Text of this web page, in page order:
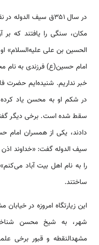
در سال ۳۵۱ق سیف
مکان، سنگی را یافتند که
الحسین بن علی علیه‌السلام» او
امام حسین(ع) فرزندی به نام
خبر نداریم. شنیده‌ایم حضرت
در شکم او به محسن یاد
سقط شده است. برخی دیگر
دادند، یکی از همسران
سیف الدوله گفت: «خداوند
را به نام اهل بیت آباد
ساختند.
این زیارتگاه امروزه در
شهر، به شیخ محسن